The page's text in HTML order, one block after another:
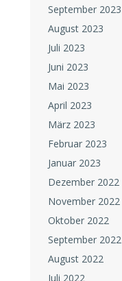
September 2023
August 2023
Juli 2023
Juni 2023
Mai 2023
April 2023
März 2023
Februar 2023
Januar 2023
Dezember 2022
November 2022
Oktober 2022
September 2022
August 2022
Juli 2022